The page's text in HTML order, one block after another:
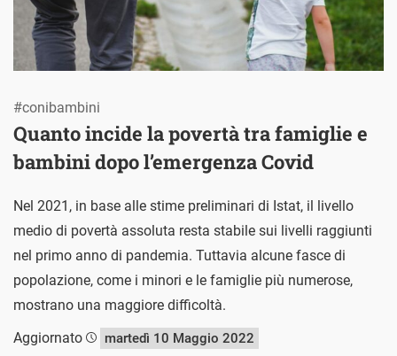
Quanto incide la povertà tra famiglie e
bambini dopo l’emergenza Covid
#conibambini
Nel 2021, in base alle stime preliminari di Istat, il livello
medio di povertà assoluta resta stabile sui livelli raggiunti
nel primo anno di pandemia. Tuttavia alcune fasce di
popolazione, come i minori e le famiglie più numerose,
mostrano una maggiore difficoltà.
Aggiornato
martedì 10 Maggio 2022